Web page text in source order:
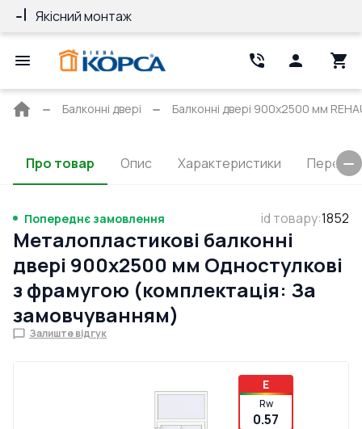
Якісний монтаж
Головна
Балконні двері Балконні двері 900x2500 мм
Про товар Опис Характеристики
Попереднє замовлення id товару:1852
Металопластикові балконні
двері 900x2500 мм Одностулкові
з фрамугою (комплектація: За
замовчуванням)
Залиште відгук
E
Rw
0.57